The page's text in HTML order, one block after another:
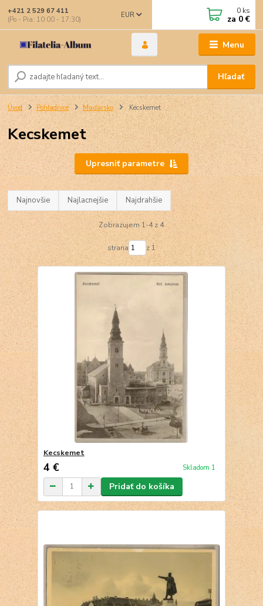
Menu
EUR
Hľadať
+421 2 529 67 411
(Po - Pia: 10:00 - 17:30)
0 ks
za 0 €
Úvod Pohľadnice Maďarsko Kecskemet
Kecskemet
Upresniť parametre
Najnovšie Najlacnejšie Najdrahšie
Zobrazujem 1-4 z 4
strana z 1
Kecskemet
4 € Skladom 1
Pridať do košíka